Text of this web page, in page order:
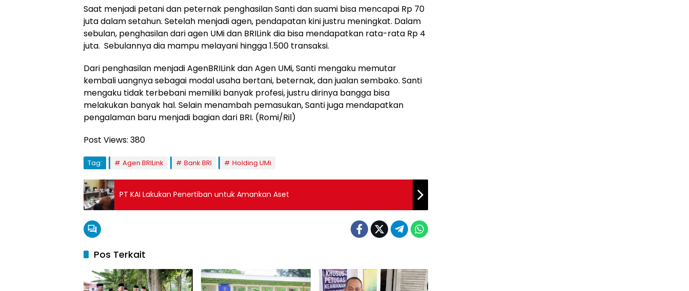
Saat menjadi petani dan peternak penghasilan Santi dan suami bisa mencapai Rp 70
juta dalam setahun. Setelah menjadi agen, pendapatan kini justru meningkat. Dalam
sebulan, penghasilan dari agen UMi dan BRILink dia bisa mendapatkan rata-rata Rp 4
juta. Sebulannya dia mampu melayani hingga 1.500 transaksi.
Dari penghasilan menjadi AgenBRILink dan Agen UMi, Santi mengaku memutar
kembali uangnya sebagai modal usaha bertani, beternak, dan jualan sembako. Santi
mengaku tidak terbebani memiliki banyak profesi, justru dirinya bangga bisa
melakukan banyak hal. Selain menambah pemasukan, Santi juga mendapatkan
pengalaman baru menjadi bagian dari BRI. (Romi/Ril)
Post Views: 380
Tag: Agen BRILink Bank BRI Holding UMi
PT KAI Lakukan Penertiban untuk Amankan Aset
Pos Terkait